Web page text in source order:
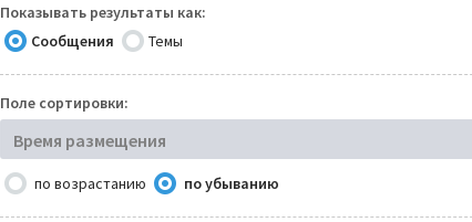
Показывать результаты как:
Сообщения
Темы
Поле сортировки:
Время размещения
по возрастанию по убыванию